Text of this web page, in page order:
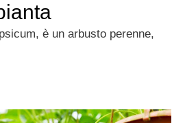
è un arbusto perenne,